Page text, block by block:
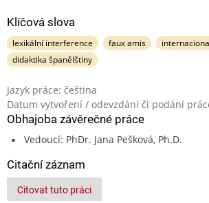
Klíčová slova
lexikální interference faux amis
didaktika španělštiny
Jazyk práce: čeština
Datum vytvoření / odevzdání či podání
Obhajoba závěrečné práce
Vedoucí: PhDr. Jana Pešková, Ph.D.
Citační záznam
Citovat tuto práci